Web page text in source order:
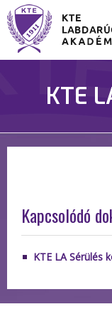
KTE
Kapcsolódó
KTE LA Sérülés